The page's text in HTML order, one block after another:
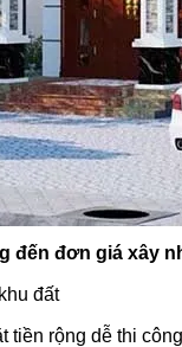
đến đơn giá xây
đất
tiền rộng dễ thi